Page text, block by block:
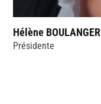
Hélène BOULANGER
Présidente